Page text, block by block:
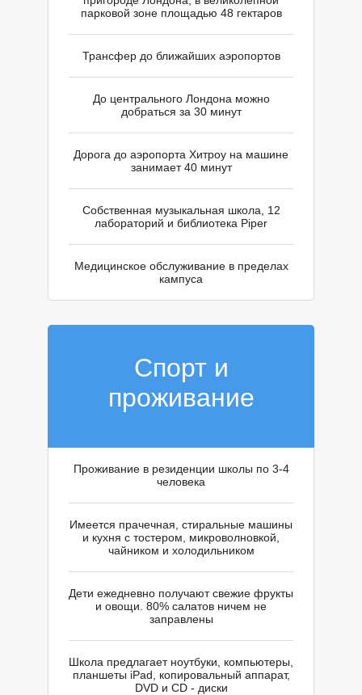
О
Ч
парковой зоне площадью 48 гектаров
Трансфер до ближайших аэропортов
До центрального Лондона можно
добраться за 30 минут
Дорога до аэропорта Хитроу на машине
занимает 40 минут
Собственная музыкальная школа, 12
лабораторий и библиотека Piper
Медицинское обслуживание в пределах
кампуса
Спорт и
проживание
Проживание в резиденции школы по 3-4
человека
Имеется прачечная, стиральные машины
и кухня с тостером, микроволновкой,
чайником и холодильником
Дети ежедневно получают свежие фрукты
и овощи. 80% салатов ничем не
заправлены
Школа предлагает ноутбуки, компьютеры,
планшеты iPad, копировальный аппарат,
DVD и CD - диски